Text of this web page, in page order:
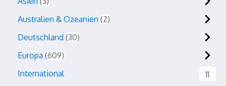
Australien & Ozeanien 2
Deutschland 30
Europa 609
International
11